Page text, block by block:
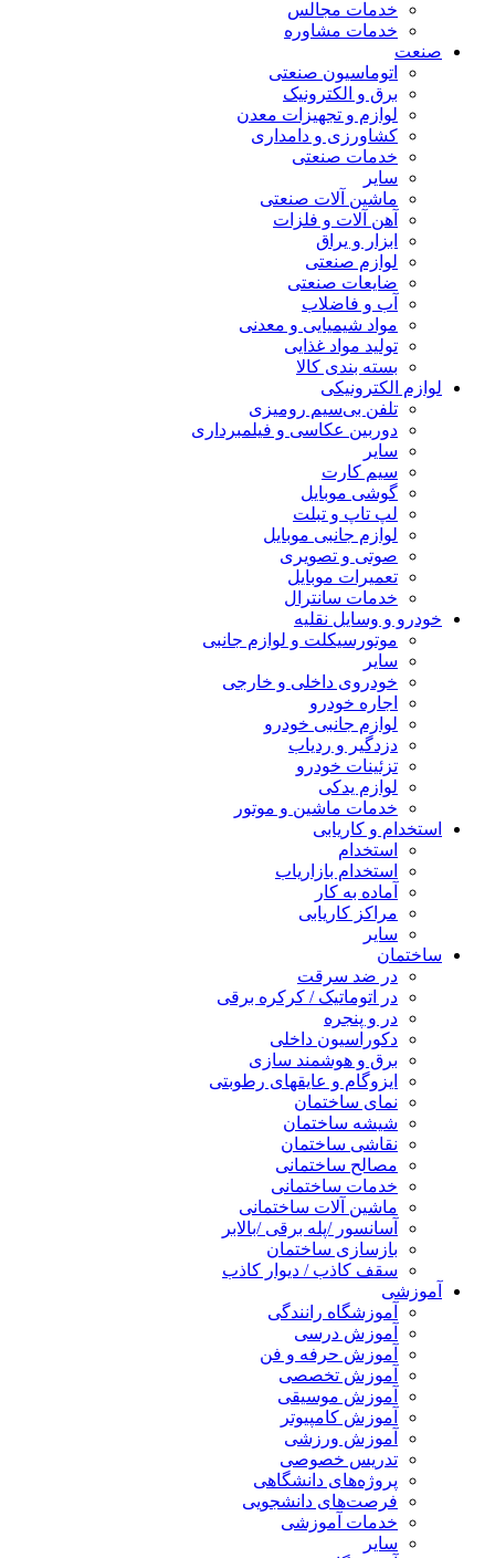
خدمات مجالس
خدمات مشاوره
صنعت
اتوماسیون صنعتی
برق و الکترونیک
لوازم و تجهیزات معدن
کشاورزی و دامداری
خدمات صنعتی
سایر
ماشین آلات صنعتی
آهن آلات و فلزات
ابزار و یراق
لوازم صنعتی
ضایعات صنعتی
آب و فاضلاب
مواد شیمیایی و معدنی
تولید مواد غذایی
بسته بندی کالا
لوازم الکترونیکی
تلفن بی‌سیم رومیزی
دوربین عکاسی و فیلمبرداری
سایر
سیم کارت
گوشی موبایل
لپ تاپ و تبلت
لوازم جانبی موبایل
صوتی و تصویری
تعمیرات موبایل
خدمات سانترال
خودرو و وسایل نقلیه
موتورسیکلت و لوازم جانبی
سایر
خودروی داخلی و خارجی
اجاره خودرو
لوازم جانبی خودرو
دزدگیر و ردیاب
تزئینات خودرو
لوازم یدکی
خدمات ماشین و موتور
استخدام و کاریابی
استخدام
استخدام بازاریاب
آماده به کار
مراکز کاریابی
سایر
ساختمان
در ضد سرقت
در اتوماتیک / کرکره برقی
در و پنجره
دکوراسیون داخلی
برق و هوشمند سازی
ایزوگام و عایقهای رطوبتی
نمای ساختمان
شیشه ساختمان
نقاشی ساختمان
مصالح ساختمانی
خدمات ساختمانی
ماشین آلات ساختمانی
آسانسور /پله برقی /بالابر
بازسازی ساختمان
سقف کاذب / دیوار کاذب
آموزشی
آموزشگاه رانندگی
آموزش درسی
آموزش حرفه و فن
آموزش تخصصی
آموزش موسیقی
آموزش کامپیوتر
آموزش ورزشی
تدریس خصوصی
پروژه‌های دانشگاهی
فرصت‌های دانشجویی
خدمات آموزشی
سایر